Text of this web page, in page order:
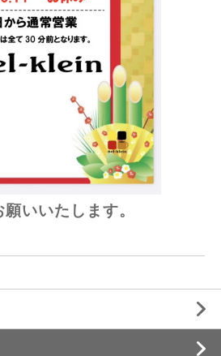
いいたします。